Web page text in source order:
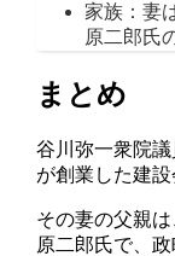
家族：妻
原二郎氏
まとめ
谷川弥一衆院
が創業した建設
その妻の父親
原二郎氏で、